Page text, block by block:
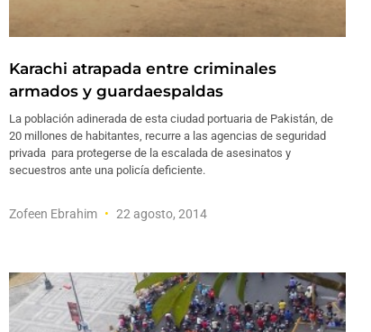
Karachi atrapada entre criminales
armados y guardaespaldas
La población adinerada de esta ciudad portuaria de Pakistán, de
20 millones de habitantes, recurre a las agencias de seguridad
privada para protegerse de la escalada de asesinatos y
secuestros ante una policía deficiente.
Zofeen Ebrahim 22 agosto, 2014